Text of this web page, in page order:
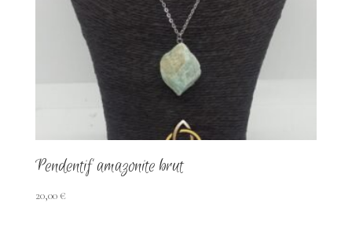
Pendentif amazonite brut
20,00€